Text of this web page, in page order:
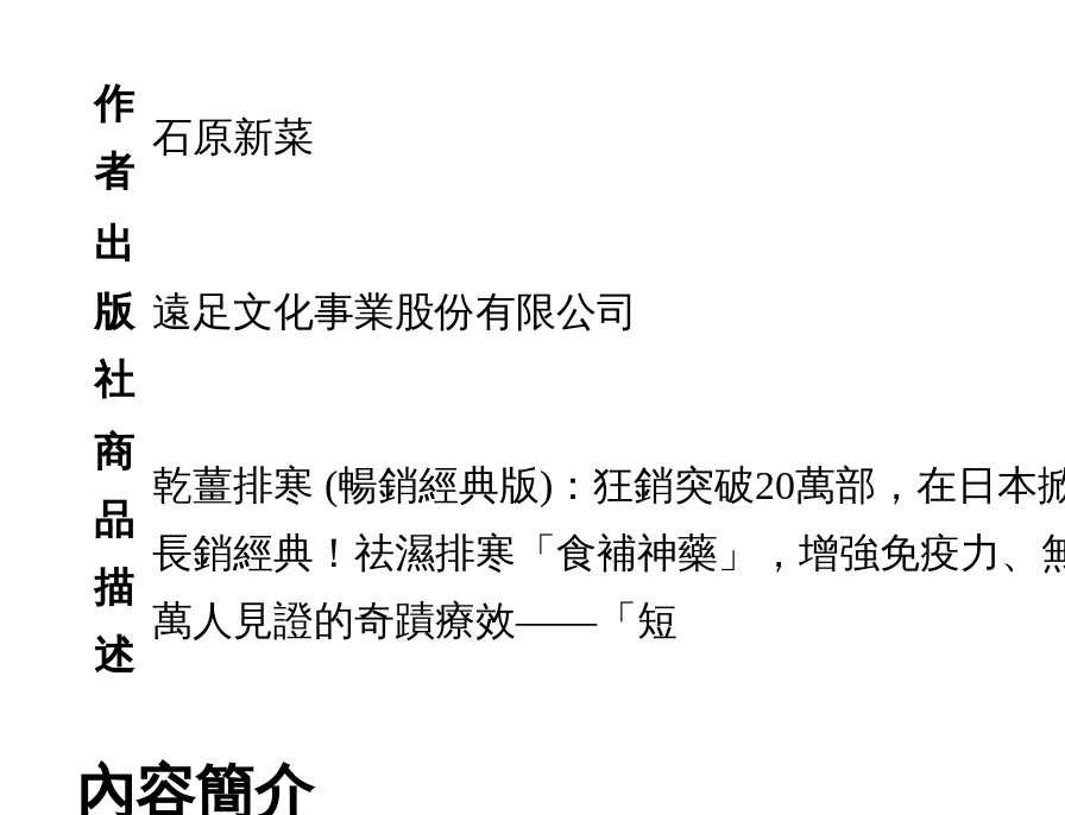
作
者
石原新菜
出
版
社
遠足文化事業股份有限公司
商
品
描
述
乾薑排寒 (暢銷經典版)：狂銷突破20萬部，在日本
長銷經典！祛濕排寒「食補神藥」，增強免疫力、
萬人見證的奇蹟療效——「短
內容簡介